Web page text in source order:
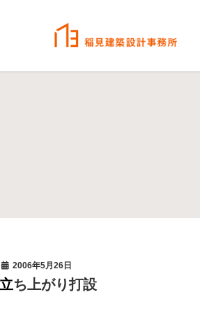
2006年5月26日
立ち上がり打設